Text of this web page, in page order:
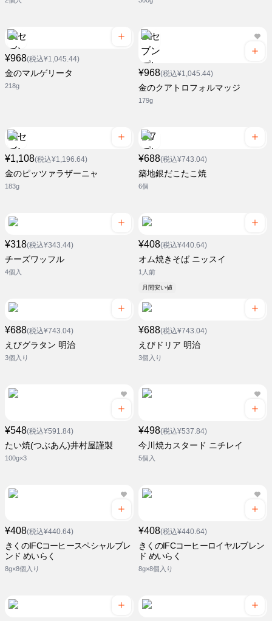
¥968(税込¥1,045.44)
金のマルゲリータ
218g
¥968(税込¥1,045.44)
金のクアトロフォルマッジ
179g
¥1,108(税込¥1,196.64)
金のピッツァラザーニャ
183g
¥688(税込¥743.04)
築地銀だこたこ焼
6個
¥318(税込¥343.44)
チーズワッフル
4個入
¥408(税込¥440.64)
オム焼きそば ニッスイ
1人前
月間安い値
¥688(税込¥743.04)
えびグラタン 明治
3個入り
¥688(税込¥743.04)
えびドリア 明治
3個入り
¥548(税込¥591.84)
たい焼(つぶあん)井村屋謹製
100g×3
¥498(税込¥537.84)
今川焼カスタード ニチレイ
5個入
¥408(税込¥440.64)
きくのIFCコーヒースペシャルブレ
ンド めいらく
8g×8個入り
¥408(税込¥440.64)
きくのIFCコーヒーロイヤルブレン
ド めいらく
8g×8個入り